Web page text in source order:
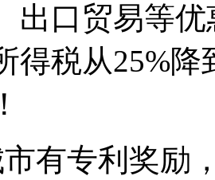
出口贸易等
得税从25%
有专利奖励